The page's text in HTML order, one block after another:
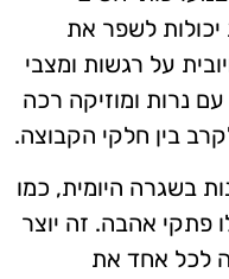
יכולות לשפר את
על רגשות ומצבי
נרות ומוזיקה רכה
בין חלקי הקבוצה.
בשגרה היומית, כמו
פתקי אהבה. זה יוצר
לכל אחד את